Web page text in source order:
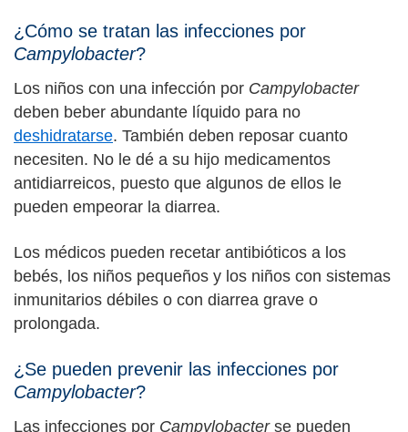
¿Cómo se tratan las infecciones por
Campylobacter?
Los niños con una infección por Campylobacter
deben beber abundante líquido para no
deshidratarse. También deben reposar cuanto
necesiten. No le dé a su hijo medicamentos
antidiarreicos, puesto que algunos de ellos le
pueden empeorar la diarrea.
Los médicos pueden recetar antibióticos a los
bebés, los niños pequeños y los niños con sistemas
inmunitarios débiles o con diarrea grave o
prolongada.
¿Se pueden prevenir las infecciones por
Campylobacter?
Las infecciones por Campylobacter se pueden